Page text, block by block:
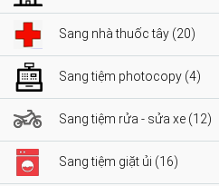
Sang nhà thuốc tây (20)
Sang tiệm photocopy (4)
Sang tiệm rửa - sửa xe (12)
Sang tiệm giặt ủi (16)